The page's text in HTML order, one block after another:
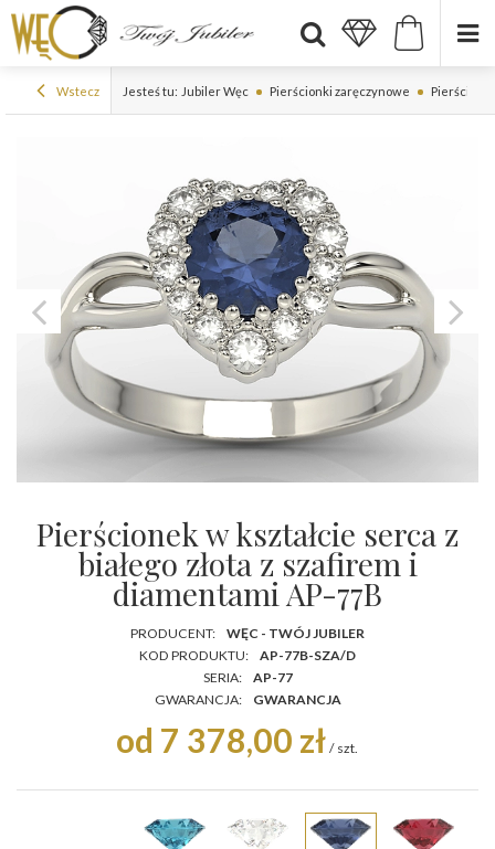
Wstecz Jesteś tu: Jubiler Węc Pierścionki zaręczynowe
Pierścionek w kształcie serca z
białego złota z szafirem i
diamentami AP-77B
PRODUCENT:
WĘC - TWÓJ JUBILER
KOD PRODUKTU:
AP-77B-SZA/D
SERIA:
AP-77
GWARANCJA:
GWARANCJA
od 7 378,00 zł / szt.